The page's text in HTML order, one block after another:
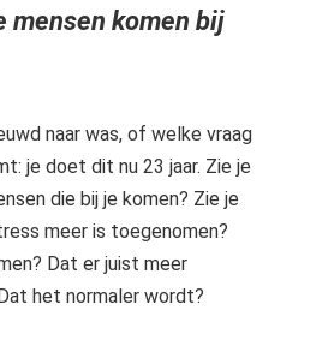
mensen komen bij
naar was, of welke vraag
je doet dit nu 23 jaar. Zie je
die bij je komen? Zie je
meer is toegenomen?
Dat er juist meer
het normaler wordt?